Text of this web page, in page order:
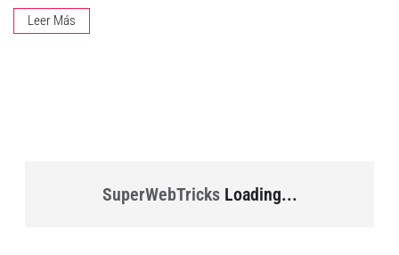
Leer Más
SuperWebTricksLoading...